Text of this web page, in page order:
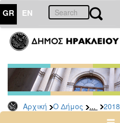
GR EN
Αρχική Ο Δήμος ... 2018
ΔΗΜΟΣ
Δελτία
Τύπου
Αρχείο
2026